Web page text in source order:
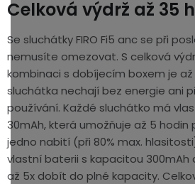
Celková výdrž až 35
Se sluchátky FIRO Fi5 anc se při
nemusíte omezovat. S celková
kombinaci s dobíjecím boxem je
sluchátka nechají bez energie ani
používání. Každé sluchátko má
30mAh, která umožňuje až 5 hodin
jedno nabití (při 80% max.
vlastní baterii s kapacitou 300mAh
až 5x dobít do plné kapacity.